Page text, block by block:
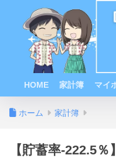
HOME 家計簿 マイ
ホーム 家計簿
【貯蓄率-222.5